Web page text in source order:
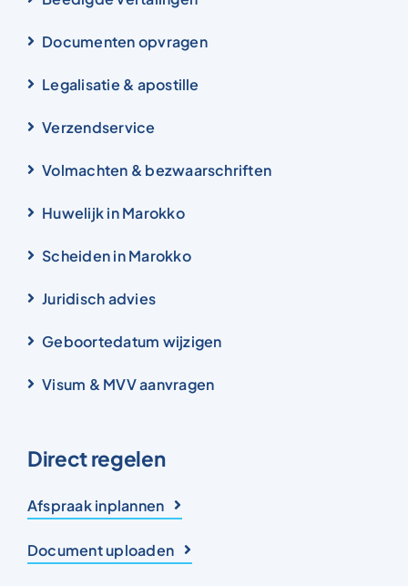
Documenten opvragen
Legalisatie & apostille
Verzendservice
Volmachten & bezwaarschriften
Huwelijk in Marokko
Scheiden in Marokko
Juridisch advies
Geboortedatum wijzigen
Visum & MVV aanvragen
Direct regelen
Afspraak inplannen
Document uploaden